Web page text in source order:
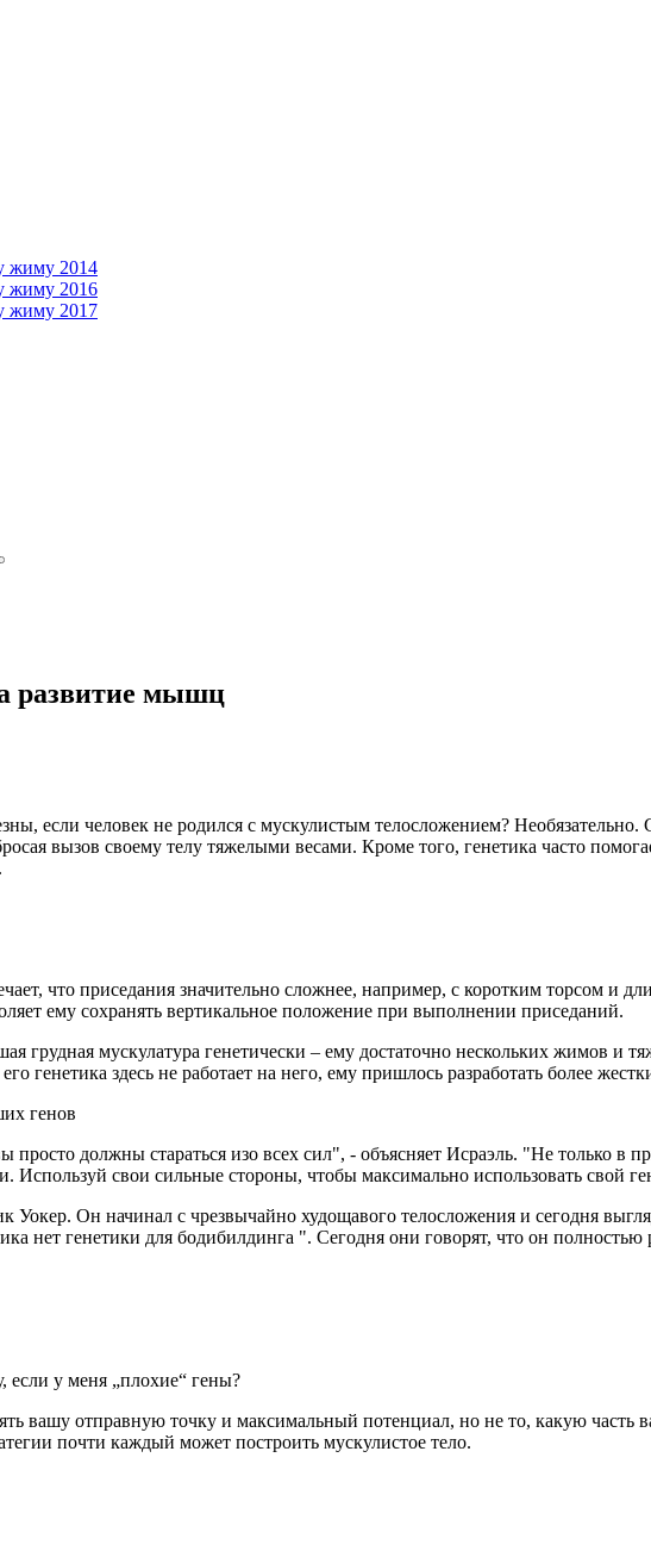
жиму 2014
жиму 2016
жиму 2017
развитие мышц
если человек не родился с мускулистым телосложением?
вызов своему телу тяжелыми весами. Кроме того, генетика часто
что приседания значительно сложнее, например, с коротким торсом и
ему сохранять вертикальное положение при выполнении приседаний.
грудная мускулатура генетически – ему достаточно нескольких жимов и
генетика здесь не работает на него, ему пришлось разработать более
генов
просто должны стараться изо всех сил", - объясняет Исраэль. "Не только в
Используй свои сильные стороны, чтобы максимально использовать свой
Уокер. Он начинал с чрезвычайно худощавого телосложения и сегодня
нет генетики для бодибилдинга ". Сегодня они говорят, что он
у меня „плохие“ гены?
вашу отправную точку и максимальный потенциал, но не то, какую часть
почти каждый может построить мускулистое тело.